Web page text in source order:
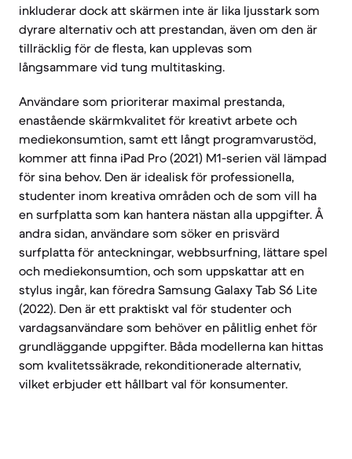
inkluderar dock att skärmen inte är lika ljusstark som
dyrare alternativ och att prestandan, även om den är
tillräcklig för de flesta, kan upplevas som
långsammare vid tung multitasking.
Användare som prioriterar maximal prestanda,
enastående skärmkvalitet för kreativt arbete och
mediekonsumtion, samt ett långt programvarustöd,
kommer att finna iPad Pro (2021) M1-serien väl lämpad
för sina behov. Den är idealisk för professionella,
studenter inom kreativa områden och de som vill ha
en surfplatta som kan hantera nästan alla uppgifter. Å
andra sidan, användare som söker en prisvärd
surfplatta för anteckningar, webbsurfning, lättare spel
och mediekonsumtion, och som uppskattar att en
stylus ingår, kan föredra Samsung Galaxy Tab S6 Lite
(2022). Den är ett praktiskt val för studenter och
vardagsanvändare som behöver en pålitlig enhet för
grundläggande uppgifter. Båda modellerna kan hittas
som kvalitetssäkrade, rekonditionerade alternativ,
vilket erbjuder ett hållbart val för konsumenter.